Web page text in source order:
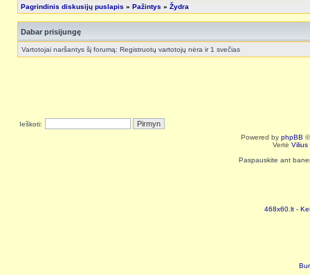
Pagrindinis diskusijų puslapis » Pažintys » Žydra
Dabar prisijungę
Vartotojai naršantys šį forumą: Registruotų vartotojų nėra ir 1 svečias
Ieškoti:
Powered by phpBB
Vertė Vilius
Paspauskite ant
468x60.lt -